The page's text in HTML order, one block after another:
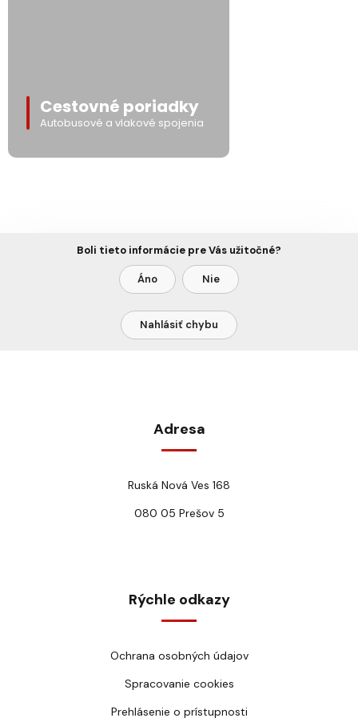
Cestovné poriadky
Autobusové a vlakové spojenia
Boli tieto informácie pre Vás užitočné?
Áno Nie
Nahlásiť chybu
Adresa
Ruská Nová Ves 168
080 05 Prešov 5
Rýchle odkazy
Ochrana osobných údajov
Spracovanie cookies
Prehlásenie o prístupnosti